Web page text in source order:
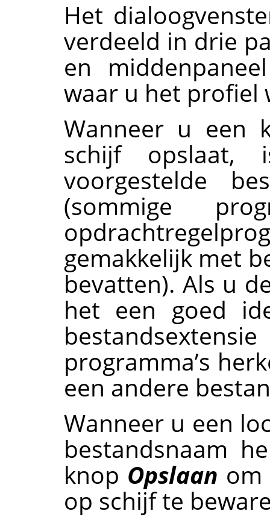
Het
verdeeld in drie
en
waar u het profiel
Wanneer u een
schijf
voorgestelde
(sommige
gemakkelijk met
bevatten). Als u
het een goed
programma’s
een andere
Wanneer u een
bestandsnaam
knop Opslaan om
op schijf te